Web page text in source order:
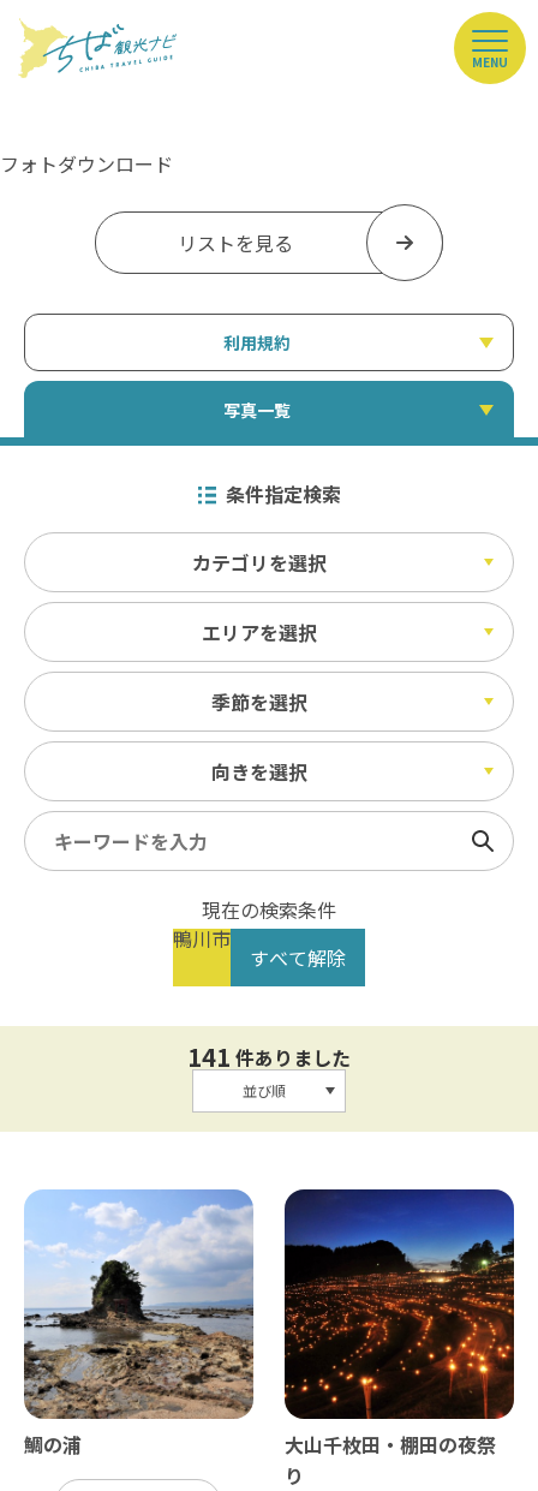
MENU
フォトダウンロード
リストを見る
利用規約
写真一覧
条件指定検索
カテゴリを選択
エリアを選択
季節を選択
向きを選択
検索
現在の検索条件
鴨川市
すべて解除
141 件ありました
並び順
鯛の浦
大山千枚田・棚田の夜祭
り